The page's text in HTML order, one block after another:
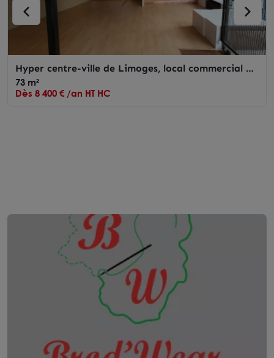
Hyper centre-ville de Limoges, local commercial de
73 m² à louer
73 m²
Dès 8 400 € /an HT HC